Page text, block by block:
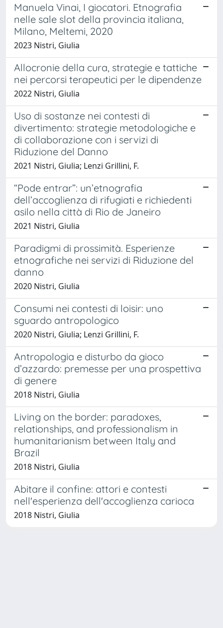
Manuela Vinai, I giocatori. Etnografia
nelle sale slot della provincia italiana,
Milano, Meltemi, 2020
2023 Nistri, Giulia
Allocronie della cura, strategie e tattiche
nei percorsi terapeutici per le dipendenze
2022 Nistri, Giulia
Uso di sostanze nei contesti di
divertimento: strategie metodologiche e
di collaborazione con i servizi di
Riduzione del Danno
2021 Nistri, Giulia; Lenzi Grillini, F.
“Pode entrar”: un’etnografia
dell’accoglienza di rifugiati e richiedenti
asilo nella città di Rio de Janeiro
2021 Nistri, Giulia
Paradigmi di prossimità. Esperienze
etnografiche nei servizi di Riduzione del
danno
2020 Nistri, Giulia
Consumi nei contesti di loisir: uno
sguardo antropologico
2020 Nistri, Giulia; Lenzi Grillini, F.
Antropologia e disturbo da gioco
d’azzardo: premesse per una prospettiva
di genere
2018 Nistri, Giulia
Living on the border: paradoxes,
relationships, and professionalism in
humanitarianism between Italy and
Brazil
2018 Nistri, Giulia
Abitare il confine: attori e contesti
nell'esperienza dell'accoglienza carioca
2018 Nistri, Giulia